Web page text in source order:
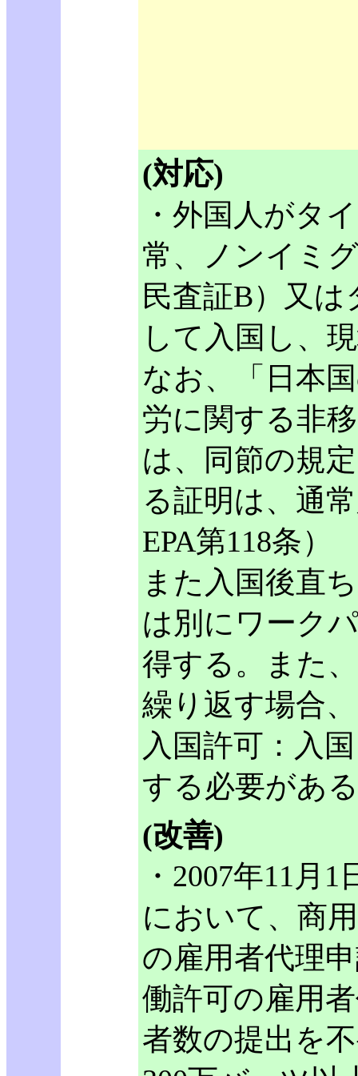
(対応)
・外国人がタ
常、ノンイミ
民査証B）又
して入国し、
なお、「日本
労に関する非
は、同節の規
る証明は、通
EPA第118条）
また入国後直
は別にワーク
得する。また
繰り返す場合
入国許可：入
する必要があ
(改善)
・2007年11月
において、商
の雇用者代理
働許可の雇用
者数の提出を